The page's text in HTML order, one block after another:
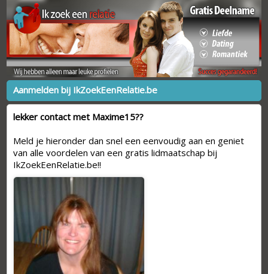
Aanmelden bij IkZoekEenRelatie.be
lekker contact met Maxime15??
Meld je hieronder dan snel een eenvoudig aan en geniet
van alle voordelen van een gratis lidmaatschap bij
IkZoekEenRelatie.be!!